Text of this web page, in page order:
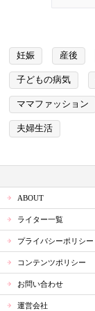
妊娠 産後
子どもの病気
ママファッション
夫婦生活
ABOUT
ライター一覧
プライバシーポリシー
コンテンツポリシー
お問い合わせ
運営会社